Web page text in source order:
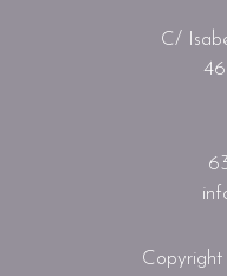
C/